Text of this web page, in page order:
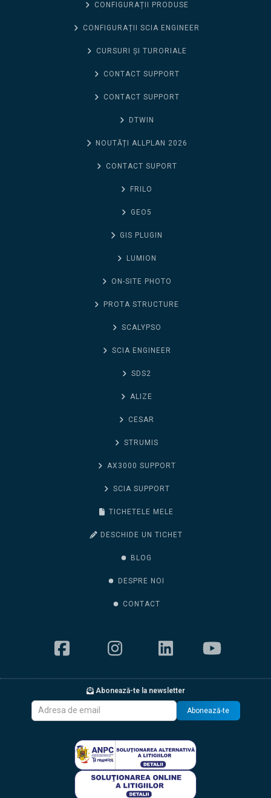
CONFIGURAȚII PRODUSE
CONFIGURAȚII SCIA ENGINEER
CURSURI ȘI TURORIALE
CONTACT SUPPORT
CONTACT SUPPORT
DTWIN
NOUTĂȚI ALLPLAN 2026
CONTACT SUPORT
FRILO
GEO5
GIS PLUGIN
LUMION
ON-SITE PHOTO
PROTA STRUCTURE
SCALYPSO
SCIA ENGINEER
SDS2
ALIZE
CESAR
STRUMIS
AX3000 SUPPORT
SCIA SUPPORT
TICHETELE MELE
DESCHIDE UN TICHET
BLOG
DESPRE NOI
CONTACT
Abonează-te la newsletter
Abonează-te